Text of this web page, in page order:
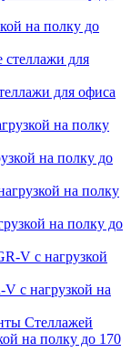
на полку до
для офиса
на полку до
на полку до
с нагрузкой на
Стеллажей